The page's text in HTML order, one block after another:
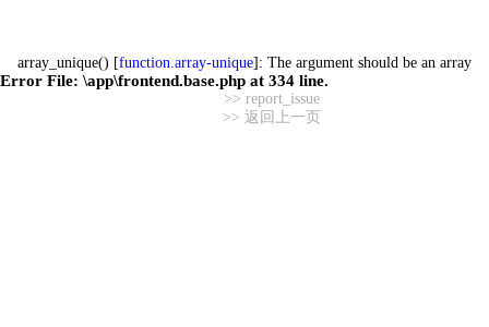
array_unique() [function.array-unique]: The argument should be an array
Error File: \app\frontend.base.php at 334 line.
>> report_issue
>> 返回上一页